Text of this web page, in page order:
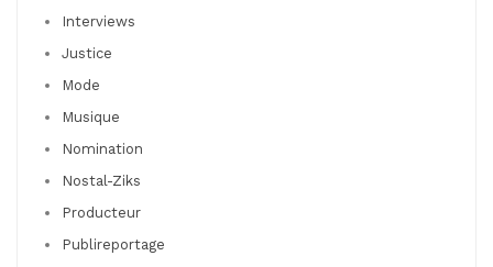
Interviews
Justice
Mode
Musique
Nomination
Nostal-Ziks
Producteur
Publireportage